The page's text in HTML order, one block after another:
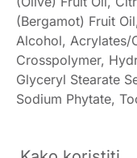
(Bergamot) Fruit
Alcohol, Acrylates/
Crosspolymer,
Glyceryl Stearate
Sodium Phytate,